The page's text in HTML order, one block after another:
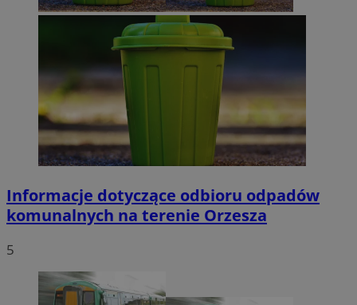
Informacje dotyczące odbioru odpadów
komunalnych na terenie Orzesza
5